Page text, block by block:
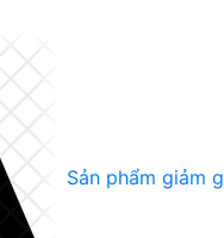
Sản phẩm giảm